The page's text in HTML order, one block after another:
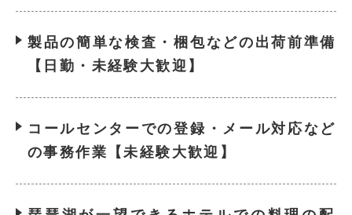
製品の簡単な検査・梱包などの出荷前準備
【日勤・未経験大歓迎】
コールセンターでの登録・メール対応など
の事務作業【未経験大歓迎】